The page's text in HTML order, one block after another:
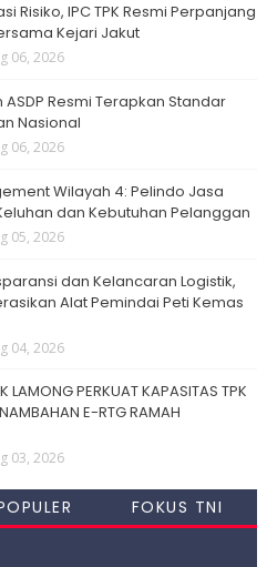
Risiko, IPC TPK Resmi Perpanjang
Kejari Jakut
06, 2026
Resmi Terapkan Standar
Nasional
06, 2026
Wilayah 4: Pelindo Jasa
dan Kebutuhan Pelanggan
05, 2026
dan Kelancaran Logistik,
Alat Pemindai Peti Kemas
04, 2026
LAMONG PERKUAT KAPASITAS TPK
E-RTG RAMAH
03, 2026
FOKUS TNI